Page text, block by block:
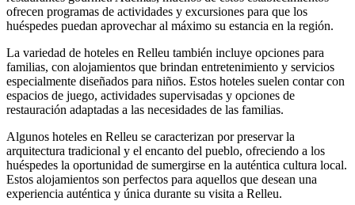
ofrecen programas de actividades y excursiones para que los
huéspedes puedan aprovechar al máximo su estancia en la región.
La variedad de hoteles en Relleu también incluye opciones para
familias, con alojamientos que brindan entretenimiento y servicios
especialmente diseñados para niños. Estos hoteles suelen contar con
espacios de juego, actividades supervisadas y opciones de
restauración adaptadas a las necesidades de las familias.
Algunos hoteles en Relleu se caracterizan por preservar la
arquitectura tradicional y el encanto del pueblo, ofreciendo a los
huéspedes la oportunidad de sumergirse en la auténtica cultura local.
Estos alojamientos son perfectos para aquellos que desean una
experiencia auténtica y única durante su visita a Relleu.